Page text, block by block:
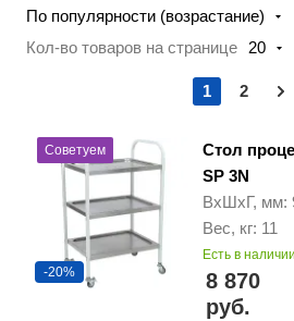
По популярности (возрастание)
Кол-во товаров на странице
20
1 2
Советуем
-20%
Стол
SP 3N
ВхШхГ, мм:
Вес, кг: 11
Есть в наличии
8 870
руб.